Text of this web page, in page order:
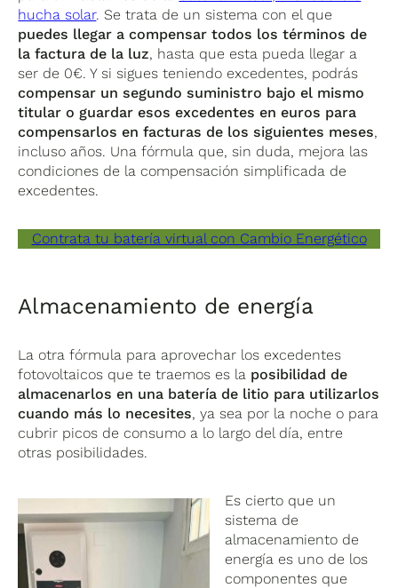
hucha solar. Se trata de un sistema con el que
puedes llegar a compensar todos los términos de
la factura de la luz, hasta que esta pueda llegar a
ser de 0€. Y si sigues teniendo excedentes, podrás
compensar un segundo suministro bajo el mismo
titular o guardar esos excedentes en euros para
compensarlos en facturas de los siguientes meses,
incluso años. Una fórmula que, sin duda, mejora las
condiciones de la compensación simplificada de
excedentes.
Contrata tu batería virtual con Cambio Energético
Almacenamiento de energía
La otra fórmula para aprovechar los excedentes
fotovoltaicos que te traemos es la posibilidad de
almacenarlos en una batería de litio para utilizarlos
cuando más lo necesites, ya sea por la noche o para
cubrir picos de consumo a lo largo del día, entre
otras posibilidades.
Es cierto que un
sistema de
almacenamiento de
energía es uno de los
componentes que